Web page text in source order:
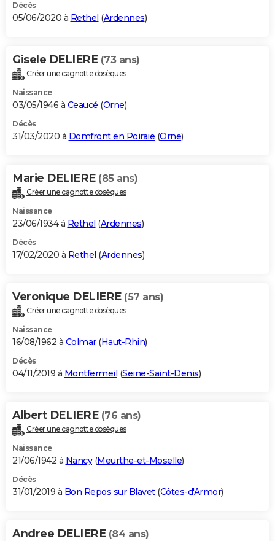
Décès
05/06/2020 à Rethel (Ardennes)
Gisele DELIERE (73 ans)
Créer une cagnotte obsèques
Naissance
03/05/1946 à Ceaucé (Orne)
Décès
31/03/2020 à Domfront en Poiraie (Orne)
Marie DELIERE (85 ans)
Créer une cagnotte obsèques
Naissance
23/06/1934 à Rethel (Ardennes)
Décès
17/02/2020 à Rethel (Ardennes)
Veronique DELIERE (57 ans)
Créer une cagnotte obsèques
Naissance
16/08/1962 à Colmar(Haut-Rhin)
Décès
04/11/2019 à Montfermeil (Seine-Saint-Denis)
Albert DELIERE (76 ans)
Créer une cagnotte obsèques
Naissance
21/06/1942 à Nancy(Meurthe-et-Moselle)
Décès
31/01/2019 à Bon Repos sur Blavet(Côtes-d'Armor)
Andree DELIERE (84 ans)